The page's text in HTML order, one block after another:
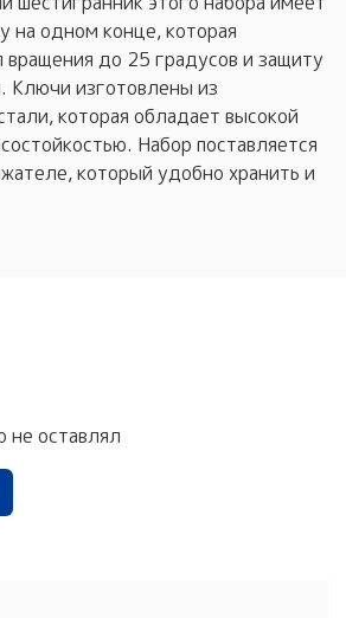
одном конце, которая
вращения до 25 градусов и защиту
Ключи изготовлены из
которая обладает высокой
Набор поставляется
который удобно хранить и
не оставлял